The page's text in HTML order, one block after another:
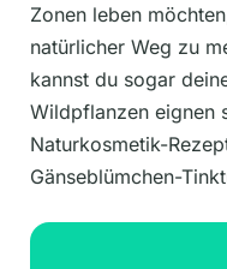
Zonen leben
natürlicher Weg zu
kannst du sogar
Wildpflanzen eignen
Naturkosmetik-
Gänseblümchen-